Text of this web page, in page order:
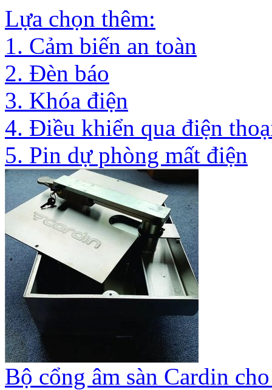
Lựa chọn thêm:
1. Cảm biến an toàn
2. Đèn báo
3. Khóa điện
4. Điều khiển qua điện
5. Pin dự phòng mất điện
Bộ cổng âm sàn Cardin